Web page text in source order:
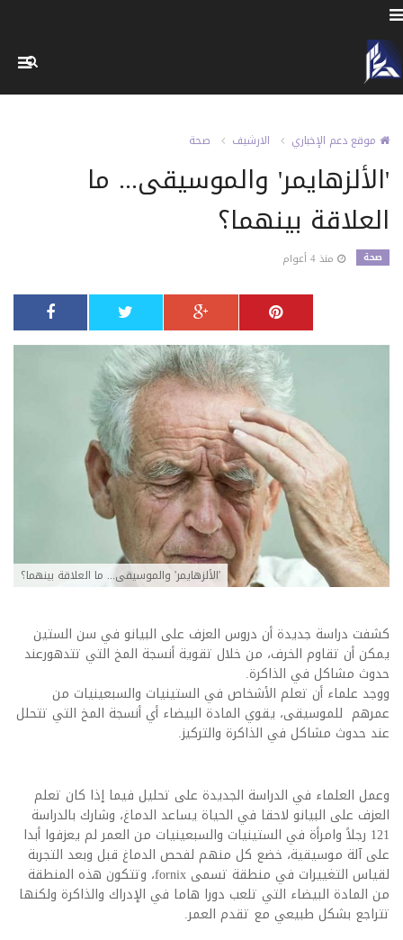
موقع دعم الإخباري الارشيف صحة
'الألزهايمر' والموسيقى... ما
العلاقة بينهما؟
صحة منذ 4 أعوام
'الألزهايمر' والموسيقى... ما العلاقة بينهما؟
كشفت دراسة جديدة أن دروس العزف على البيانو في سن الستين
يمكن أن تقاوم الخرف، من خلال تقوية أنسجة المخ التي تتدهورعند
حدوث مشاكل في الذاكرة.
ووجد علماء أن تعلم الأشخاص في الستينيات والسبعينيات من
عمرهم للموسيقى، يقوي المادة البيضاء أي أنسجة المخ التي تتحلل
عند حدوث مشاكل في الذاكرة والتركيز.
وعمل العلماء في الدراسة الجديدة على تحليل فيما إذا كان تعلم
العزف على البيانو لاحقا في الحياة يساعد الدماغ، وشارك بالدراسة
121 رجلاً وامرأة في الستينيات والسبعينيات من العمر لم يعزفوا أبدا
على آلة موسيقية، خضع كل منهم لفحص الدماغ قبل وبعد التجربة
لقياس التغييرات في منطقة تسمى fornix، وتتكون هذه المنطقة
من المادة البيضاء التي تلعب دورا هاما في الإدراك والذاكرة ولكنها
تتراجع بشكل طبيعي مع تقدم العمر.